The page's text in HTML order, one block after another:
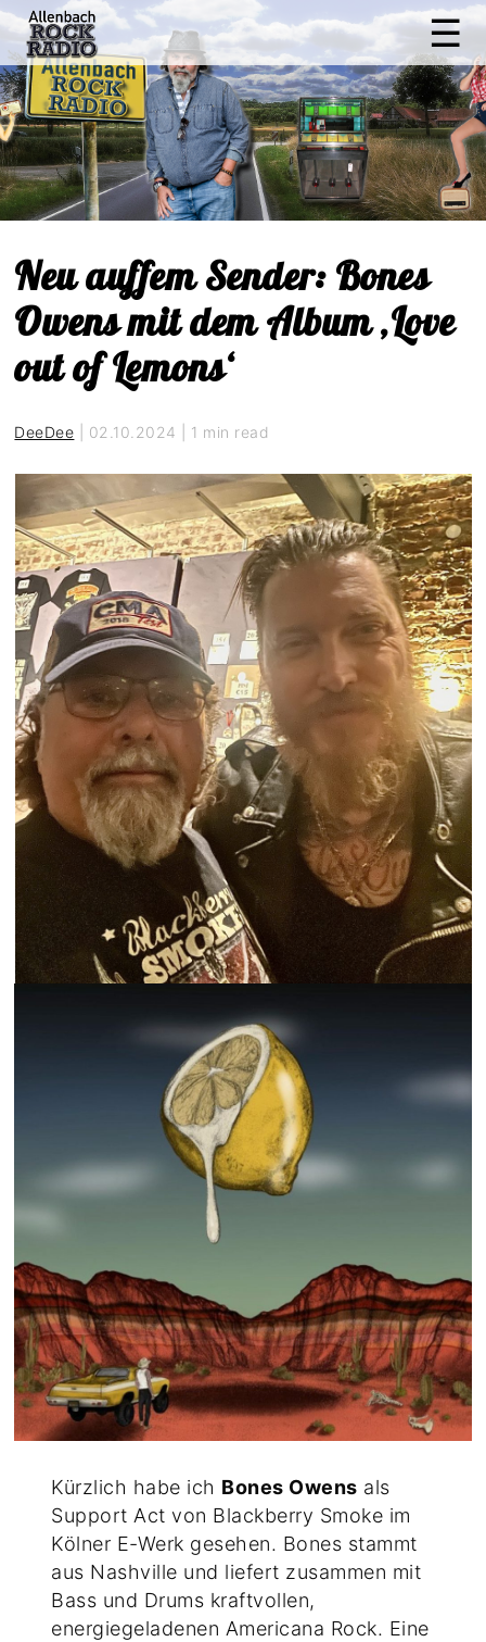
Allenbach
Rock
Radio
☰
Neu auffem Sender: Bones
Owens mit dem Album ‚Love
out of Lemons‘
DeeDee 02.10.2024 1 min read
Kürzlich habe ich Bones Owens als
Support Act von Blackberry Smoke im
Kölner E-Werk gesehen. Bones stammt
aus Nashville und liefert zusammen mit
Bass und Drums kraftvollen,
energiegeladenen Americana Rock. Eine